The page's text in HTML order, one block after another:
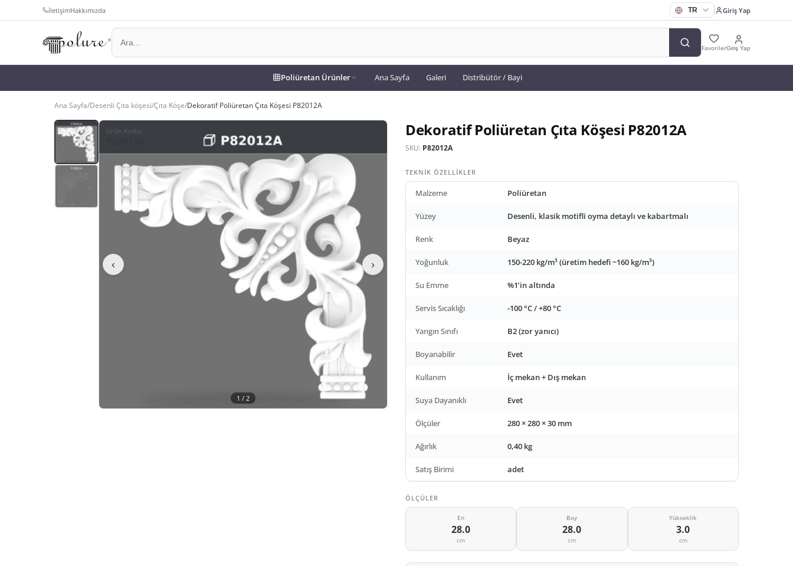
İletişimHakkımızda Giriş Yap
FavorilerGiriş Yap
Poliüretan Ürünler Ana Sayfa Galeri Distribütör / Bayi
Ana Sayfa/Desenli Çıta köşesi/Çıta Köşe/Dekoratif Poliüretan Çıta Köşesi P82012A
Ürün Kodu:
‹ ›
1 / 2
Dekoratif Poliüretan Çıta Köşesi P82012A
SKU: P82012A
TEKNIK ÖZELLIKLER
Malzeme Poliüretan
Yüzey Desenli, klasik motifli oyma detaylı ve kabartmalı
Renk Beyaz
Yoğunluk 150-220 kg/m³ (üretim hedefi ~160 kg/m³)
Su Emme %1’in altında
Servis Sıcaklığı -100 °C / +80 °C
Yangın Sınıfı B2 (zor yanıcı)
Boyanabilir Evet
Kullanım İç mekan + Dış mekan
Suya Dayanıklı Evet
Ölçüler 280 × 280 × 30 mm
Ağırlık 0,40 kg
Satış Birimi adet
ÖLÇÜLER
En
28.0
cm
Boy
28.0
cm
Yükseklik
3.0
cm